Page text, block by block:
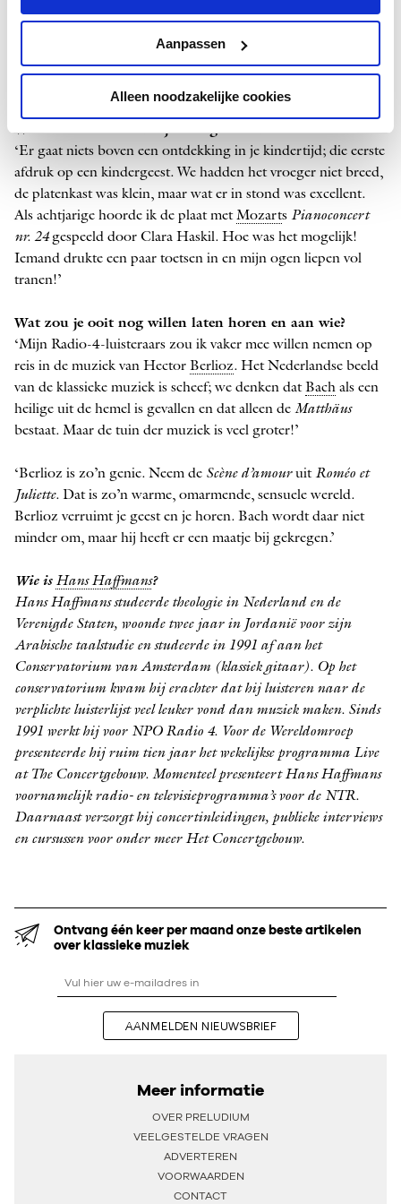
Aanpassen
Alleen noodzakelijke cookies
uitzenden op een koptelefoon naar de uitzending luisteren,
red.], wat veel presentatoren wel doen. Zacht afluisteren is
natuurlijk zelfbescherming tegen gehoorverlies. Ik ben
Wat is het mooiste dat je ooit gehoord hebt?
‘Er gaat niets boven een ontdekking in je kindertijd; die eerste
afdruk op een kindergeest. We hadden het vroeger niet breed,
de platenkast was klein, maar wat er in stond was excellent.
Als achtjarige hoorde ik de plaat metMozarts Pianoconcert
nr. 24gespeeld door Clara Haskil. Hoe was het mogelijk!
Iemand drukte een paar toetsen in en mijn ogen liepen vol
tranen!’
Wat zou je ooit nog willen laten horen en aan wie?
‘Mijn Radio-4-luisteraars zou ik vaker mee willen nemen op
reis in de muziek van Hector ­ Berlioz. Het Nederlandse beeld
van de klassieke muziek is scheef; we denken datBach als een
heilige uit de hemel is gevallen en dat alleen de Matthäus
bestaat. Maar de tuin der muziek is veel groter!’
‘Berlioz is zo’n genie. Neem de Scène d’amouruitRoméo et
Juliette. Dat is zo’n warme, omarmende, sensuele wereld.
Berlioz verruimt je geest en je horen. Bach wordt daar niet
minder om, maar hij heeft er een maatje bij gekregen.’
Wie isHans Haffmans?
Hans Haffmans studeerde theologie in Nederland en de
Verenigde Staten, woonde twee jaar in Jordanië voor zijn
Arabische taalstudie en studeerde in 1991 af aan het
Conservatorium van Amsterdam (klassiek gitaar). Op het
conservatorium kwam hij erachter dat hij luisteren naar de
verplichte luisterlijst veel leuker vond dan muziek maken. Sinds
1991 werkt hij voor NPO Radio 4. Voor de Wereldomroep
presenteerde hij ruim tien jaar het wekelijkse programma Live
at The Concertgebouw. Momenteel presenteert Hans Haffmans
voornamelijk radio- en televisieprogramma’s voor de NTR.
Daarnaast verzorgt hij concertinleidingen, publieke interviews
en cursussen voor onder meer Het Concert­gebouw.
Ontvang één keer per maand onze beste artikelen
over klassieke muziek
AANMELDEN NIEUWSBRIEF
Meer informatie
OVER PRELUDIUM
VEELGESTELDE VRAGEN
ADVERTEREN
VOORWAARDEN
CONTACT